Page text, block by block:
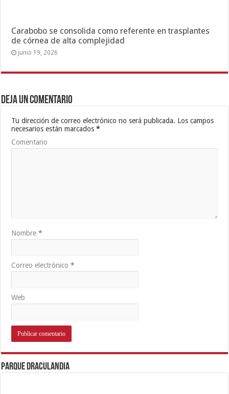
Carabobo se consolida como referente en trasplantes
de córnea de alta complejidad
junio 19, 2026
Deja un comentario
Tu dirección de correo electrónico no será publicada. Los campos
necesarios están marcados*
Comentario
Nombre*
Correo electrónico*
Web
Parque Draculandia